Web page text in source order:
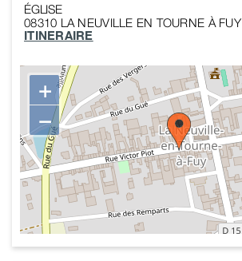
ÉGLISE
08310 LA NEUVILLE EN TOURNE À FUY
ITINERAIRE
+
−